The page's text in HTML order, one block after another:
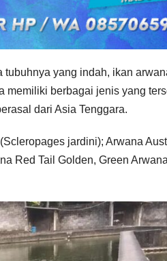
yang indah, ikan
memiliki berbagai jenis yang
dari Asia Tenggara.
jardini); Arwana
Red Tail Golden, Green Arwana